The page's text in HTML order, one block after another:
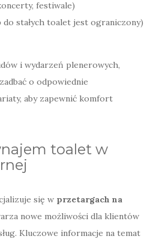
festiwale)
do stałych toalet jest ograniczony)
i wydarzeń plenerowych,
o odpowiednie
aby zapewnić komfort
toalet w
się w przetargach na
nowe możliwości dla klientów
Kluczowe informacje na temat